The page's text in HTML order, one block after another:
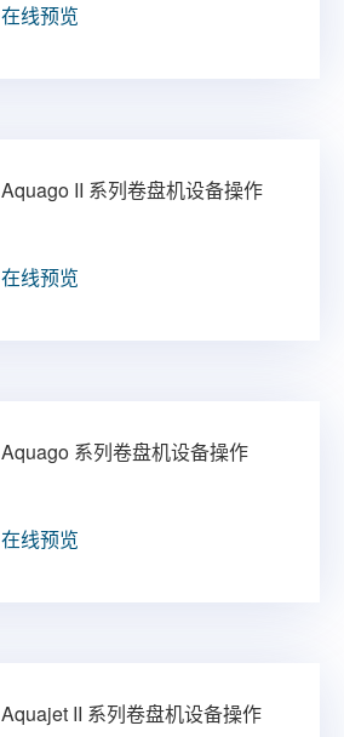
在线预览
Aquago II 系列卷盘机设备操作
在线预览
Aquago 系列卷盘机设备操作
在线预览
Aquajet II 系列卷盘机设备操作